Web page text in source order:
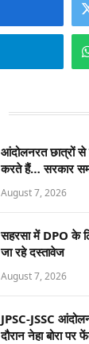
आंदोलनरत छात्रों
करते हैं… सरकार
August 7, 2026
सहरसा में DPO के
जा रहे दस्तावेज
August 7, 2026
JPSC-JSSC
दौरान नेहा बोरा पर